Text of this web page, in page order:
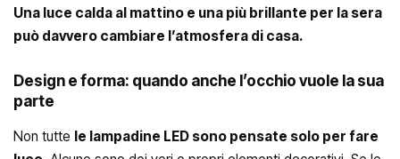
Una luce calda al mattino e una più brillante per la sera
può davvero cambiare l’atmosfera di casa.
Design e forma: quando anche l’occhio vuole la sua
parte
Non tutte le lampadine LED sono pensate solo per fare